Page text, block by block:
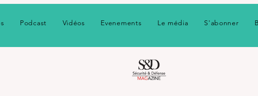
Podcast Vidéos Evenements Le média S'abonner